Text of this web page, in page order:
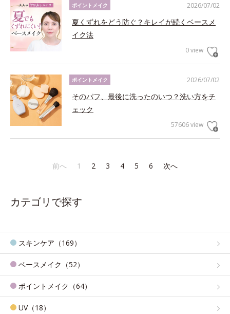
2026/07/02
ポイントメイク
夏くずれをどう防ぐ？キレイが続くベースメ
イク法
0 view
2026/07/02
ポイントメイク
そのパフ、最後に洗ったのいつ？洗い方をチ
ェック
57606 view
前へ 1 2 3 4 5 6 次へ
カテゴリで探す
スキンケア（169）
ベースメイク（52）
ポイントメイク（64）
UV（18）